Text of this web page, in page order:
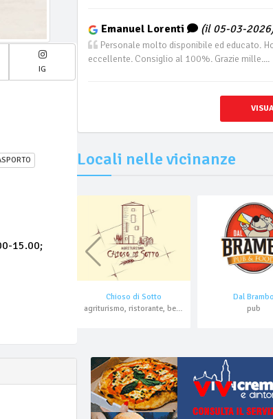
IG
15.00;
Emanuel Lorenti (il 05-03-
Personale molto disponibile ed educato.
eccellente. Consiglio al 100%. Grazie mille....
Locali nelle vicinanze
Chioso di Sotto
agriturismo, ristorante, bed & breakfast
Dal Brambo
pub